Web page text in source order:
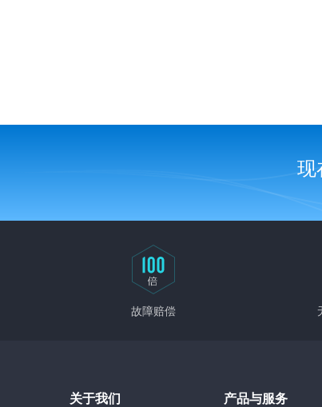
网站程序安装
现
故障赔偿
关于我们 产品与服务